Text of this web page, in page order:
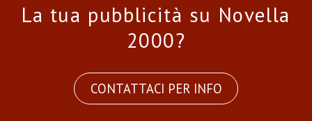
La tua pubblicità su Novella
2000?
CONTATTACI PER INFO